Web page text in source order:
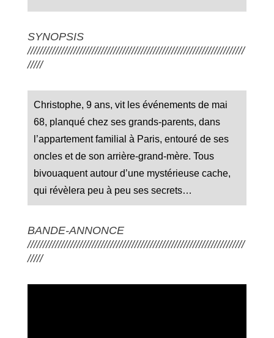
SYNOPSIS
///////////////////////////////////////////////////////////////////////
/////
Christophe, 9 ans, vit les événements de mai
68, planqué chez ses grands-parents, dans
l’appartement familial à Paris, entouré de ses
oncles et de son arrière-grand-mère. Tous
bivouaquent autour d’une mystérieuse cache,
qui révèlera peu à peu ses secrets…
BANDE-ANNONCE
///////////////////////////////////////////////////////////////////////
/////